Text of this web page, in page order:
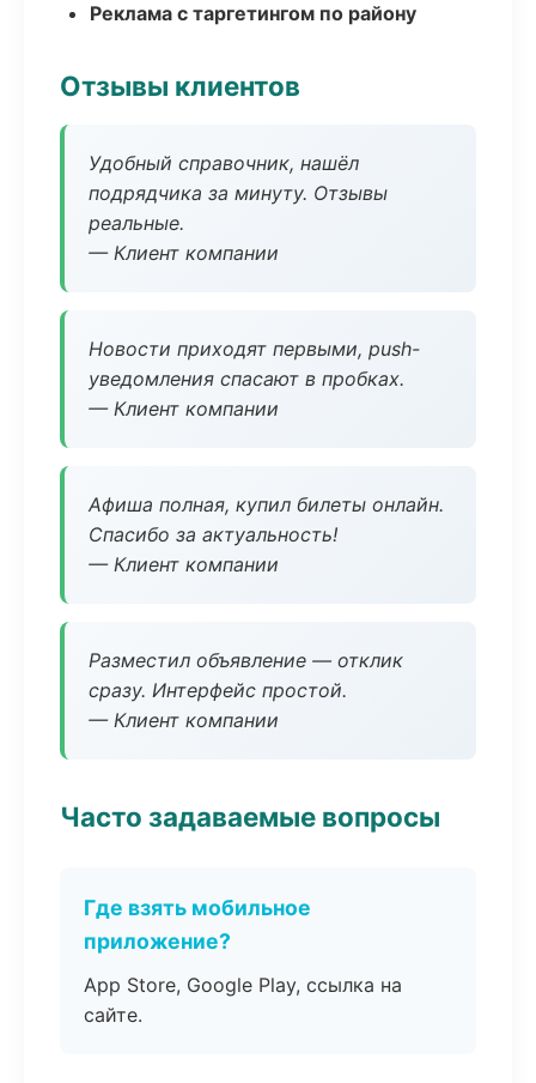
Реклама с таргетингом по району
Отзывы клиентов
Удобный справочник, нашёл
подрядчика за минуту. Отзывы
реальные.
— Клиент компании
Новости приходят первыми, push-
уведомления спасают в пробках.
— Клиент компании
Афиша полная, купил билеты онлайн.
Спасибо за актуальность!
— Клиент компании
Разместил объявление — отклик
сразу. Интерфейс простой.
— Клиент компании
Часто задаваемые вопросы
Где взять мобильное
приложение?
App Store, Google Play, ссылка на
сайте.